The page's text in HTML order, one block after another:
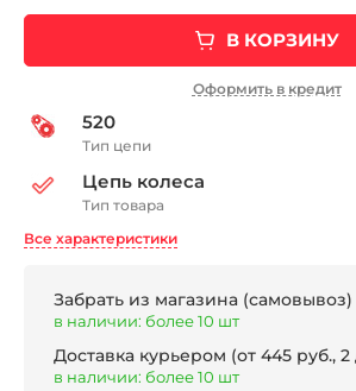
В КОРЗИНУ
Оформить в кредит
520
Тип цепи
Цепь колеса
Тип товара
Все характеристики
Забрать из магазина (самовывоз)
в наличии: более 10 шт
Доставка курьером (от 445 руб., 2
в наличии: более 10 шт